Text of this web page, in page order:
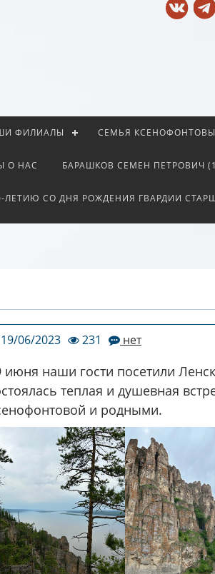
ФИЛИАЛЫ СЕМЬЯ
О НАС БАРАШКОВ СЕМЕН ПЕТРОВИЧ
СО ДНЯ РОЖДЕНИЯ ГВАРДИИ
19/06/2023 231 нет
июня наши гости посетили
теплая и душевная
и родными.